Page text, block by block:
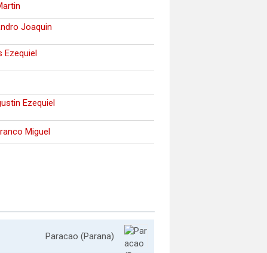
Joaquin
Ezequiel
Ezequiel
Miguel
Paracao (Parana)